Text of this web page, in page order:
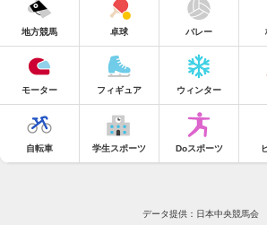
地方競馬 卓球 バレー
モーター フィギュア ウィンター
自転車 学生スポーツ Doスポーツ
データ提供：日本中央競馬会